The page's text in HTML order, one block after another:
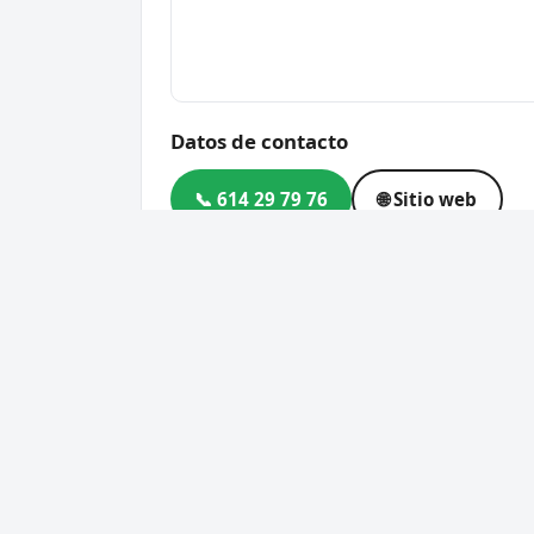
Datos de contacto
📞 614 29 79 76 🌐 Sitio web